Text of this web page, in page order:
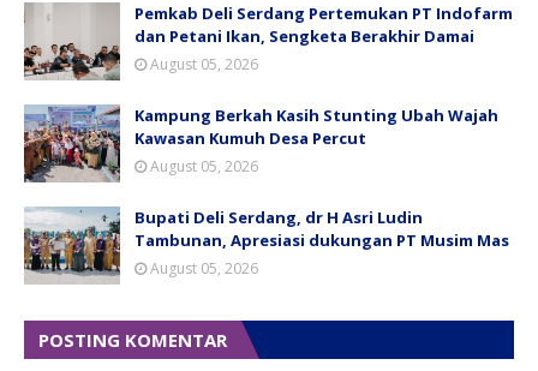
Pemkab Deli Serdang Pertemukan PT Indofarm
dan Petani Ikan, Sengketa Berakhir Damai
August 05, 2026
Kampung Berkah Kasih Stunting Ubah Wajah
Kawasan Kumuh Desa Percut
August 05, 2026
Bupati Deli Serdang, dr H Asri Ludin
Tambunan, Apresiasi dukungan PT Musim Mas
August 05, 2026
POSTING KOMENTAR